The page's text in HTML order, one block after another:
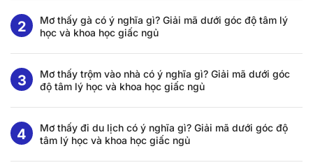
Mơ thấy gà có ý nghĩa gì? Giải mã dưới góc độ tâm lý
học và khoa học giấc ngủ
Mơ thấy trộm vào nhà có ý nghĩa gì? Giải mã dưới góc
độ tâm lý học và khoa học giấc ngủ
Mơ thấy đi du lịch có ý nghĩa gì? Giải mã dưới góc độ
tâm lý học và khoa học giấc ngủ